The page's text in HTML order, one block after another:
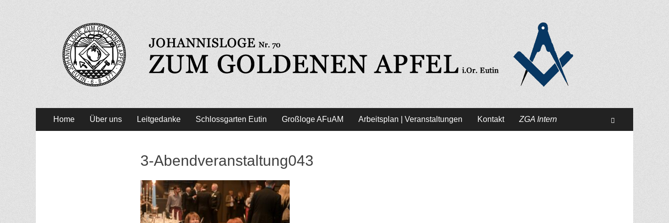
Zum Goldenen Apfel - Freimaurer Eutin
Primäres
Menü
Home Über uns Leitgedanke Schlossgarten Eutin Großloge AFuAM Arbeitsplan | Veranstaltungen Kontakt ZGA Intern
3-Abendveranstaltung043